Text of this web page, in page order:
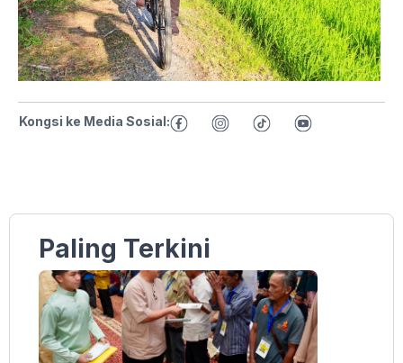
Kongsi ke Media Sosial:
Paling Terkini